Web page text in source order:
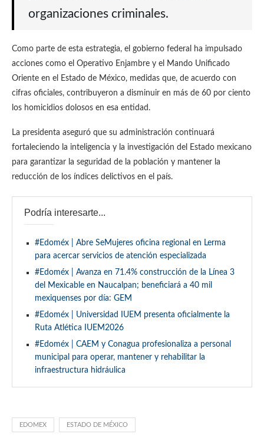
organizaciones criminales.
Como parte de esta estrategia, el gobierno federal ha impulsado
acciones como el Operativo Enjambre y el Mando Unificado
Oriente en el Estado de México, medidas que, de acuerdo con
cifras oficiales, contribuyeron a disminuir en más de 60 por ciento
los homicidios dolosos en esa entidad.
La presidenta aseguró que su administración continuará
fortaleciendo la inteligencia y la investigación del Estado mexicano
para garantizar la seguridad de la población y mantener la
reducción de los índices delictivos en el país.
Podría interesarte...
#Edoméx | Abre SeMujeres oficina regional en Lerma
para acercar servicios de atención especializada
#Edoméx | Avanza en 71.4% construcción de la Línea 3
del Mexicable en Naucalpan; beneficiará a 40 mil
mexiquenses por día: GEM
#Edoméx | Universidad IUEM presenta oficialmente la
Ruta Atlética IUEM2026
#Edoméx | CAEM y Conagua profesionaliza a personal
municipal para operar, mantener y rehabilitar la
infraestructura hidráulica
EDOMEX ESTADO DE MÉXICO